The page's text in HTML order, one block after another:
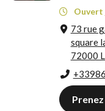
Ouvert
73 rue
square
72000